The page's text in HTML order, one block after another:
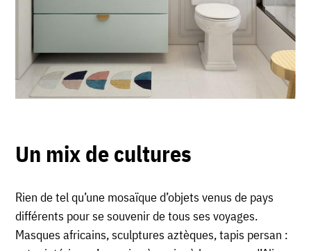
Un mix de cultures
Rien de tel qu’une mosaïque d’objets venus de pays
différents pour se souvenir de tous ses voyages.
Masques africains, sculptures aztèques, tapis persan :